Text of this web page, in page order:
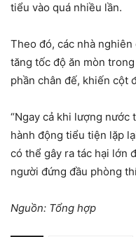
tiểu vào quá nhiều lần.
Theo đó, các nhà
tăng tốc độ ăn mòn
phần chân đế, khiến cột
“Ngay cả khi lượng nước
hành động tiểu tiện lặp
có thể gây ra tác hại lớn
người đứng đầu phòng
Nguồn: Tổng hợp